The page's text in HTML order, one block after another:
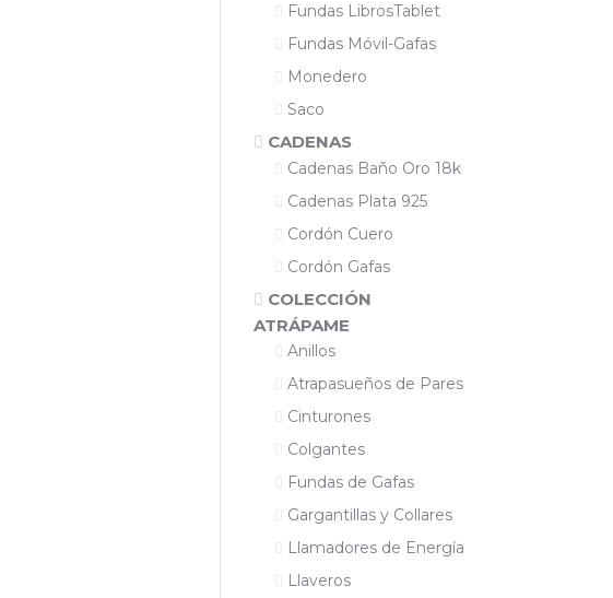
Fundas LibrosTablet
Fundas Móvil-Gafas
Monedero
Saco
CADENAS
Cadenas Baño Oro 18k
Cadenas Plata 925
Cordón Cuero
Cordón Gafas
COLECCIÓN
ATRÁPAME
Anillos
Atrapasueños de Pares
Cinturones
Colgantes
Fundas de Gafas
Gargantillas y Collares
Llamadores de Energía
Llaveros